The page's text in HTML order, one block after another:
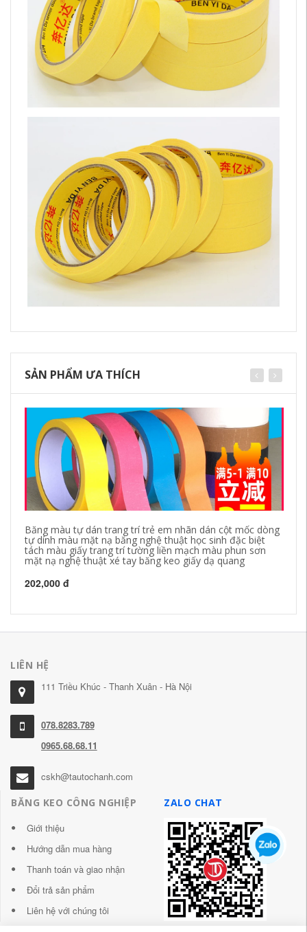
SẢN PHẨM ƯA THÍCH
Băng màu tự dán trang trí trẻ em nhãn dán cột mốc dòng
tự dính màu mặt nạ băng nghệ thuật học sinh đặc biệt
tách màu giấy trang trí tường liền mạch màu phun sơn
mặt nạ nghệ thuật xé tay băng keo giấy dạ quang
202,000 đ
LIÊN HỆ
111 Triều Khúc - Thanh Xuân - Hà Nội
078.8283.789
0965.68.68.11
cskh@tautochanh.com
BĂNG KEO CÔNG NGHIỆP
Giới thiệu
Hướng dẫn mua hàng
Thanh toán và giao nhận
Đổi trả sản phẩm
Liên hệ với chúng tôi
ZALO CHAT